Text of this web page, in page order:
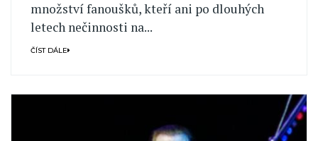
množství fanoušků, kteří ani po dlouhých
letech nečinnosti na...
ČÍST DÁLE